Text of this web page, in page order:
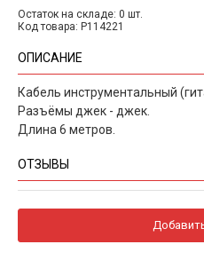
Остаток на складе: 0 шт.
Код товара: P114221
ОПИСАНИЕ
Кабель инструментальный
Разъёмы джек - джек.
Длина 6 метров.
ОТЗЫВЫ